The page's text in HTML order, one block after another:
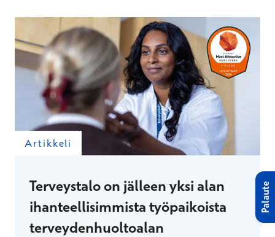
Artikkeli
Terveystalo on jälleen yksi alan
ihanteellisimmista työpaikoista
terveydenhuoltoalan
Palaute